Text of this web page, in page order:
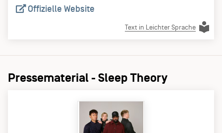
Offizielle Website
Text in Leichter Sprache
Pressematerial - Sleep Theory